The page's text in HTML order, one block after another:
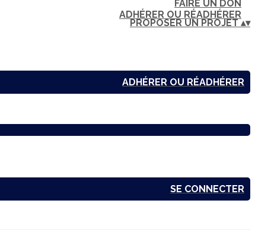
FAIRE UN DON
ADHÉRER OU RÉADHÉRER
PROPOSER UN PROJET▴▾
ADHÉRER OU RÉADHÉRER
SE CONNECTER